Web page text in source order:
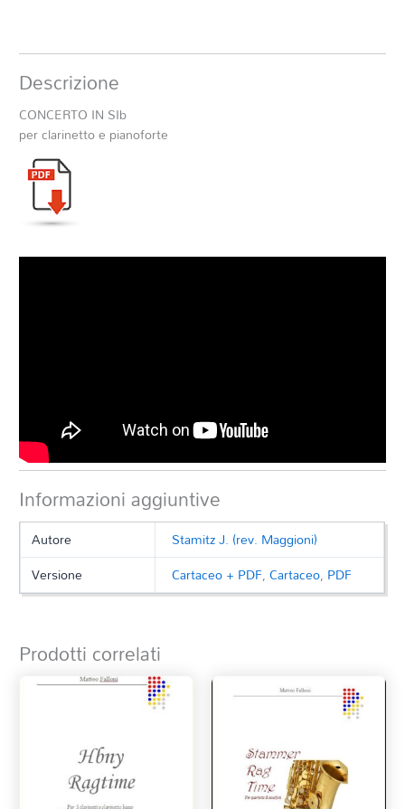
Descrizione
CONCERTO IN SIb
per clarinetto e pianoforte
Informazioni aggiuntive
Autore
Stamitz J. (rev. Maggioni)
Versione
Cartaceo + PDF,Cartaceo, PDF
Prodotti correlati